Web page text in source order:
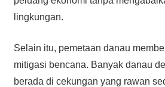
lingkungan.
Selain itu, pemetaan danau
mitigasi bencana. Banyak danau
berada di cekungan yang rawan